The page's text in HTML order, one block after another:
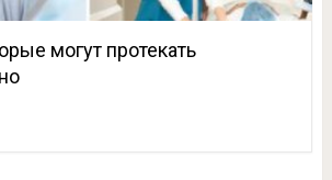
могут протекать